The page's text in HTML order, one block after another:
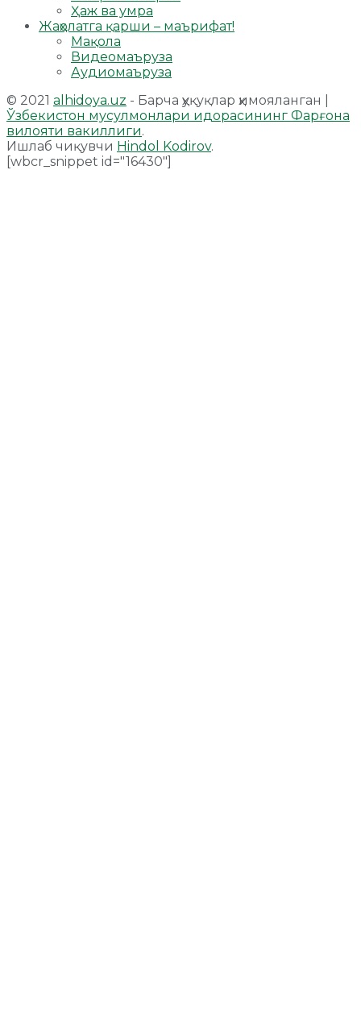
Ҳаж ва умра
Жаҳолатга қарши – маърифат!
Мақола
Видеомаъруза
Аудиомаъруза
© 2021 alhidoya.uz - Барча ҳуқуқлар ҳимояланган |
Ўзбекистон мусулмонлари идорасининг Фарғона
вилояти вакиллиги.
Ишлаб чиқувчи Hindol Kodirov.
[wbcr_snippet id="16430"]